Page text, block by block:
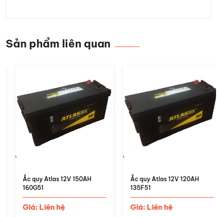
Sản phẩm liên quan
Ắc quy Atlas 12V 150AH
160G51
Giá: Liên hệ
Ắc quy Atlas 12V 120AH
135F51
Giá: Liên hệ